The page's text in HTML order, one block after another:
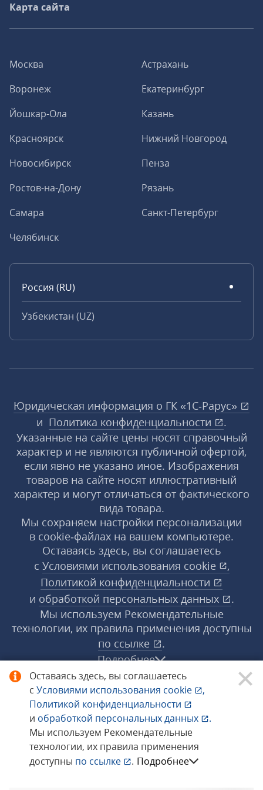
Оставаясь здесь, вы соглашаетесь
с Условиями использования cookie
,
Политикой конфиденциальности
и обработкой персональных данных
.
Мы используем Рекомендательные
технологии, их правила применения
доступны по ссылке . Подробнее
Москва
Астрахань
Воронеж
Екатеринбург
Йошкар-Ола
Казань
Красноярск
Нижний Новгород
Новосибирск
Пенза
Ростов-на-Дону
Рязань
Самара
Санкт-Петербург
Челябинск
Россия (RU)
Узбекистан (UZ)
Карта сайта
Юридическая информация о ГК «1С‑Рарус»
и Политика конфиденциальности
.
Указанные на сайте цены носят справочный
характер и не являются публичной офертой,
если явно не указано иное. Изображения
товаров на сайте носят иллюстративный
характер и могут отличаться от фактического
вида товара.
Мы сохраняем настройки персонализации
в cookie‑файлах на вашем компьютере.
Оставаясь здесь, вы соглашаетесь
с Условиями использования cookie
,
Политикой конфиденциальности
и обработкой персональных данных
.
Мы используем Рекомендательные
технологии, их правила применения доступны
по ссылке
.
Подробнее
© 1998−2026 «1С‑Рарус» ®. Все права
защищены.
Сообщить об ошибке